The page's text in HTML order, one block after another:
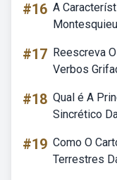
#16 A
#17 Reescreva
Verbos
#18 Qual é A
Sincrético
#19 Como O
Terrestres